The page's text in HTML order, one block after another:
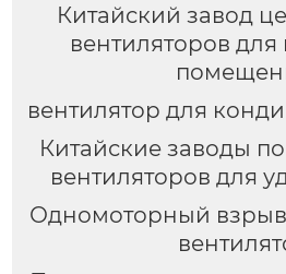
Китайский завод
вентиляторов для
вентилятор для
Китайские заводы
вентиляторов для
Одномоторный